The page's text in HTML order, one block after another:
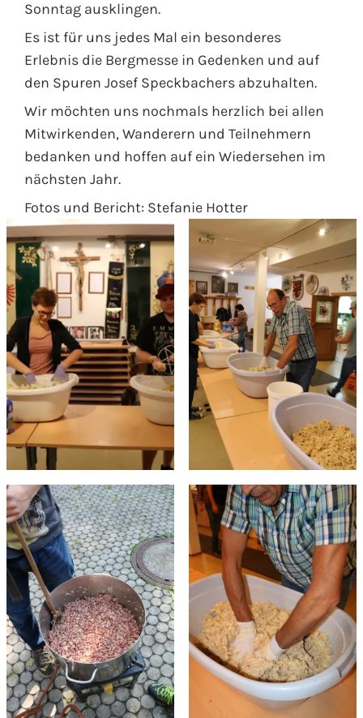
Sonntag ausklingen.
Es ist für uns jedes Mal ein besonderes
Erlebnis die Bergmesse in Gedenken und auf
den Spuren Josef Speckbachers abzuhalten.
Wir möchten uns nochmals herzlich bei allen
Mitwirkenden, Wanderern und Teilnehmern
bedanken und hoffen auf ein Wiedersehen im
nächsten Jahr.
Fotos und Bericht: Stefanie Hotter